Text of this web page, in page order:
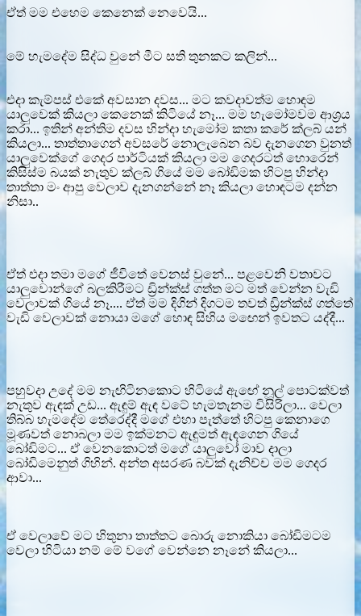
ඒත් මම එහෙම කෙනෙක් නෙවෙයි...
මේ හැමදේම සිද්ධ වුනේ මීට සති තුනකට කලින්...
එදා කැම්පස් එකේ අවසාන දවස... මට කවදාවත්ම හොඳම
යාලුවෙක් කියලා කෙනෙක් කිටියේ නෑ... මම හැමෝමවම ආශ්‍රය
කරා... ඉතින් අන්තිම දවස හින්දා හැමෝම කතා කරේ ක්ලබ් යන්
කියලා... තාත්තාගෙන් අවසරේ නොලැබෙන බව දැනගෙන වුනත්
යාලුවෙක්ගේ ගෙදර පාර්ටියක් කියලා මම ගෙදරටත් හොරෙන්
කිසිස්ම බයක් නැතුව ක්ලබ් ගියේ මම බෝඩිමක හිටපු හින්දා
තාත්තා මං ආපු වෙලාව දැනගන්නේ නෑ කියලා හොඳටම දන්න
නිසා..
ඒත් එදා තමා මගේ ජීවිතේ වෙනස් වුනේ... පළවෙනි වතාවට
යාලුවොන්ගේ බලකිරීමට ඩ්‍රින්ක්ස් ගත්ත මට මත් වෙන්න වැඩි
වෙලාවක් ගියේ නෑ.... ඒත් මම දිගින් දිගටම තවත් ඩ්‍රින්ක්ස් ගත්තේ
වැඩි වෙලාවක් නොයා මගේ හොඳ සිහිය මඟෙන් ඉවතට යද්දී...
පහුවදා උදේ මම නැඟිටිනකොට හිටියේ ඇඟේ නූල් පොටක්වත්
නැතුව ඇඳක් උඩ... ඇඳුම් ඇඳ වටේ හැමතැනම විසිරිලා... වෙලා
තිබ්බ හැමදේම තේරෙද්දී මගේ එහා පැත්තේ හිටපු කෙනාගෙ
මූණවත් නොබලා මම ඉක්මනට ඇඳුමත් ඇඳගෙන ගියේ
බෝඩිමට... ඒ වෙනකොටත් මගේ යාලුවෝ මාව දාලා
බෝඩිමෙනුත් ගිහින්. අන්ත අසරණ බවක් දැනිච්ච මම ගෙදර
ආවා...
ඒ වෙලාවේ මට හිතුනා තාත්තට බොරු නොකියා බෝඩිමටම
වෙලා හිටියා නම් මේ වගේ වෙන්නෙ නෑනේ කියලා...